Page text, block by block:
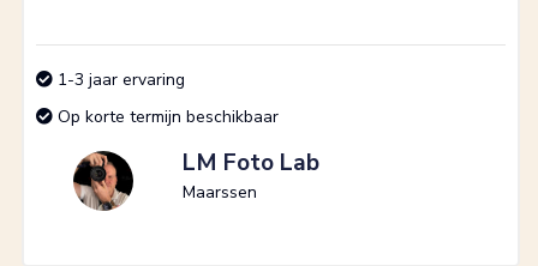
1-3 jaar ervaring
Op korte termijn beschikbaar
LM Foto Lab
Maarssen